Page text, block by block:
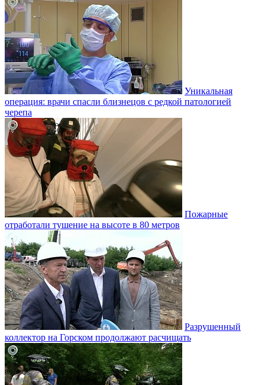
Уникальная
операция: врачи спасли близнецов с редкой патологией
черепа
Пожарные
отработали тушение на высоте в 80 метров
Разрушенный
коллектор на Горском продолжают расчищать